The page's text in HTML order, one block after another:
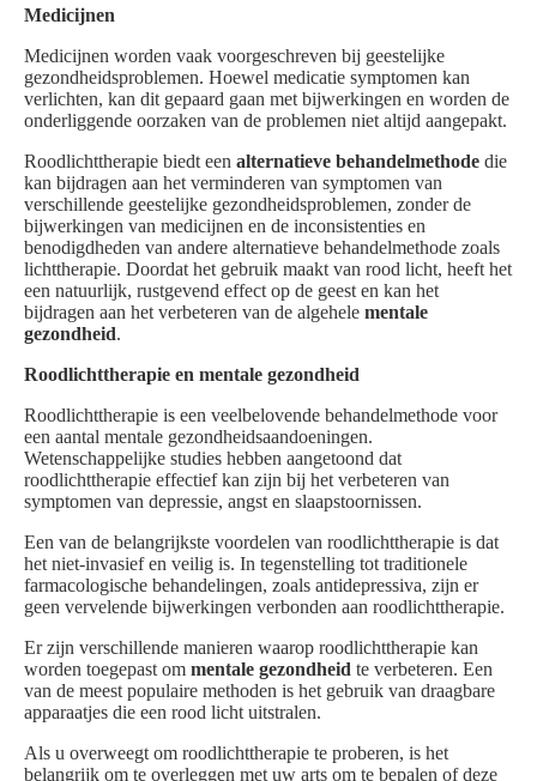
Medicijnen
Medicijnen worden vaak voorgeschreven bij geestelijke
gezondheidsproblemen. Hoewel medicatie symptomen kan
verlichten, kan dit gepaard gaan met bijwerkingen en worden de
onderliggende oorzaken van de problemen niet altijd aangepakt.
Roodlichttherapie biedt een alternatieve behandelmethode die
kan bijdragen aan het verminderen van symptomen van
verschillende geestelijke gezondheidsproblemen, zonder de
bijwerkingen van medicijnen en de inconsistenties en
benodigdheden van andere alternatieve behandelmethode zoals
lichttherapie. Doordat het gebruik maakt van rood licht, heeft het
een natuurlijk, rustgevend effect op de geest en kan het
bijdragen aan het verbeteren van de algehele mentale
gezondheid.
Roodlichttherapie en mentale gezondheid
Roodlichttherapie is een veelbelovende behandelmethode voor
een aantal mentale gezondheidsaandoeningen.
Wetenschappelijke studies hebben aangetoond dat
roodlichttherapie effectief kan zijn bij het verbeteren van
symptomen van depressie, angst en slaapstoornissen.
Een van de belangrijkste voordelen van roodlichttherapie is dat
het niet-invasief en veilig is. In tegenstelling tot traditionele
farmacologische behandelingen, zoals antidepressiva, zijn er
geen vervelende bijwerkingen verbonden aan roodlichttherapie.
Er zijn verschillende manieren waarop roodlichttherapie kan
worden toegepast om mentale gezondheid te verbeteren. Een
van de meest populaire methoden is het gebruik van draagbare
apparaatjes die een rood licht uitstralen.
Als u overweegt om roodlichttherapie te proberen, is het
belangrijk om te overleggen met uw arts om te bepalen of deze